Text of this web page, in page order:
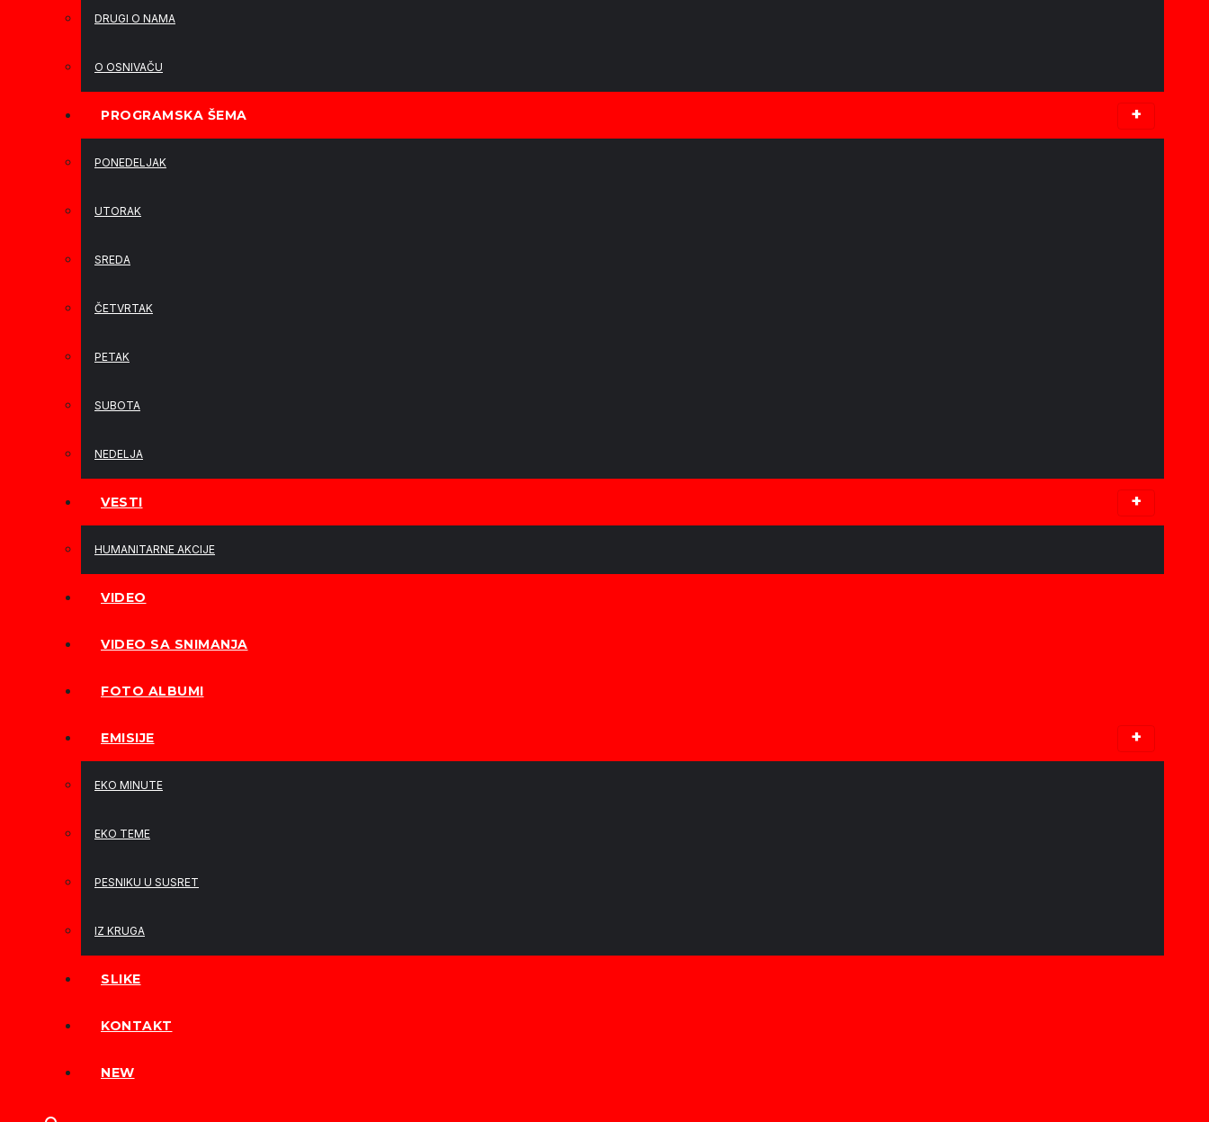
DRUGI O NAMA
O OSNIVAČU
PROGRAMSKA ŠEMA
PONEDELJAK
UTORAK
SREDA
ČETVRTAK
PETAK
SUBOTA
NEDELJA
VESTI
HUMANITARNE AKCIJE
VIDEO
VIDEO SA SNIMANJA
FOTO ALBUMI
EMISIJE
EKO MINUTE
EKO TEME
PESNIKU U SUSRET
IZ KRUGA
SLIKE
KONTAKT
NEW